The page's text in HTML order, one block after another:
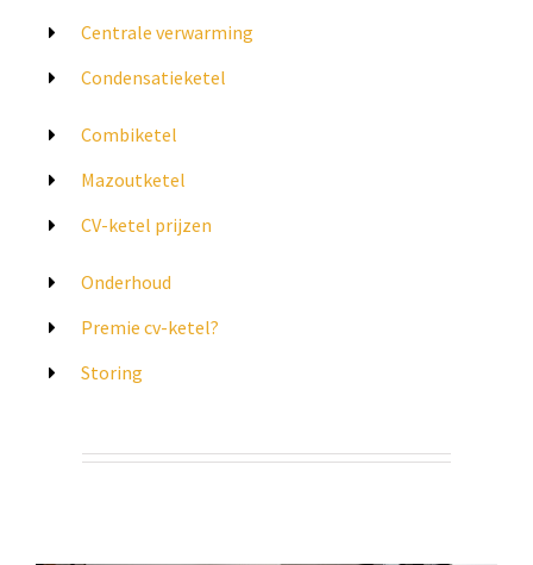
Centrale verwarming
Condensatieketel
Combiketel
Mazoutketel
CV-ketel prijzen
Onderhoud
Premie cv-ketel?
Storing